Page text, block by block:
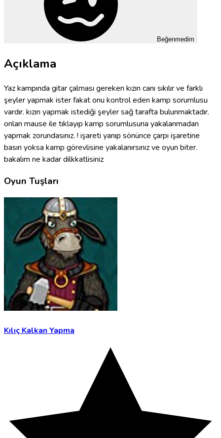
Beğenmedim
Açıklama
Yaz kampında gitar çalması gereken kızın canı sıkılır ve farklı
şeyler yapmak ister fakat onu kontrol eden kamp sorumlusu
vardır. kızın yapmak istediği şeyler sağ tarafta bulunmaktadır.
onları mause ile tıklayıp kamp sorumlusuna yakalanmadan
yapmak zorundasınız. ! işareti yanıp sönünce çarpı işaretine
basın yoksa kamp görevlisine yakalanırsınız ve oyun biter.
bakalım ne kadar dilkkatlisiniz
Oyun Tuşları
Kılıç Kalkan Yapma